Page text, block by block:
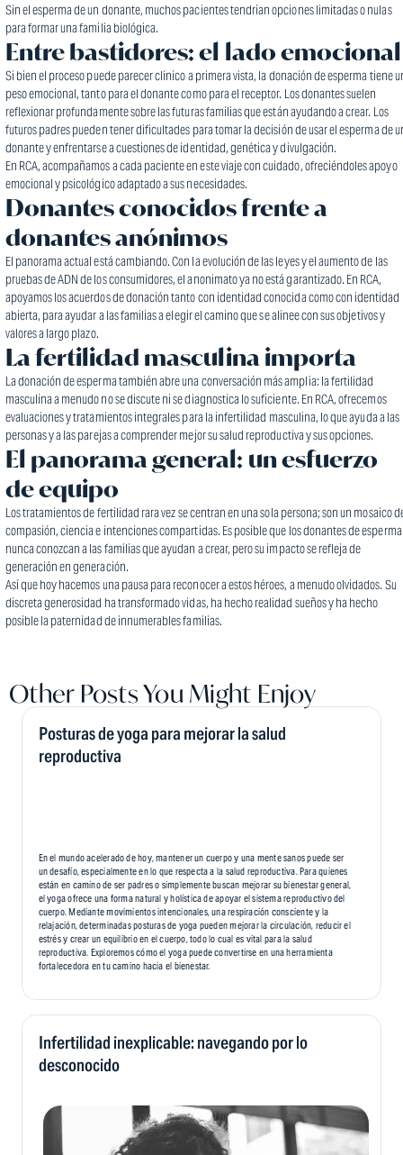
Sin el esperma de un donante, muchos pacientes tendrían opciones limitadas o nulas
para formar una familia biológica.
Entre bastidores: el lado emocional
Si bien el proceso puede parecer clínico a primera vista, la donación de esperma tiene
peso emocional, tanto para el donante como para el receptor. Los donantes suelen
reflexionar profundamente sobre las futuras familias que están ayudando a crear. Los
futuros padres pueden tener dificultades para tomar la decisión de usar el esperma de
donante y enfrentarse a cuestiones de identidad, genética y divulgación.
En RCA, acompañamos a cada paciente en este viaje con cuidado, ofreciéndoles apoyo
emocional y psicológico adaptado a sus necesidades.
Donantes conocidos frente a
donantes anónimos
El panorama actual está cambiando. Con la evolución de las leyes y el aumento de las
pruebas de ADN de los consumidores, el anonimato ya no está garantizado. En RCA,
apoyamos los acuerdos de donación tanto con identidad conocida como con identidad
abierta, para ayudar a las familias a elegir el camino que se alinee con sus objetivos y
valores a largo plazo.
La fertilidad masculina importa
La donación de esperma también abre una conversación más amplia: la fertilidad
masculina a menudo no se discute ni se diagnostica lo suficiente. En RCA, ofrecemos
evaluaciones y tratamientos integrales para la infertilidad masculina, lo que ayuda a las
personas y a las parejas a comprender mejor su salud reproductiva y sus opciones.
El panorama general: un esfuerzo
de equipo
Los tratamientos de fertilidad rara vez se centran en una sola persona; son un mosaico
compasión, ciencia e intenciones compartidas. Es posible que los donantes de esperma
nunca conozcan a las familias que ayudan a crear, pero su impacto se refleja de
generación en generación.
Así que hoy hacemos una pausa para reconocer a estos héroes, a menudo olvidados. Su
discreta generosidad ha transformado vidas, ha hecho realidad sueños y ha hecho
posible la paternidad de innumerables familias.
Other Posts You Might Enjoy
Posturas de yoga para mejorar la salud
reproductiva
En el mundo acelerado de hoy, mantener un cuerpo y una mente sanos puede ser
un desafío, especialmente en lo que respecta a la salud reproductiva. Para quienes
están en camino de ser padres o simplemente buscan mejorar su bienestar general,
el yoga ofrece una forma natural y holística de apoyar el sistema reproductivo del
cuerpo. Mediante movimientos intencionales, una respiración consciente y la
relajación, determinadas posturas de yoga pueden mejorar la circulación, reducir el
estrés y crear un equilibrio en el cuerpo, todo lo cual es vital para la salud
reproductiva. Exploremos cómo el yoga puede convertirse en una herramienta
fortalecedora en tu camino hacia el bienestar.
Infertilidad inexplicable: navegando por lo
desconocido